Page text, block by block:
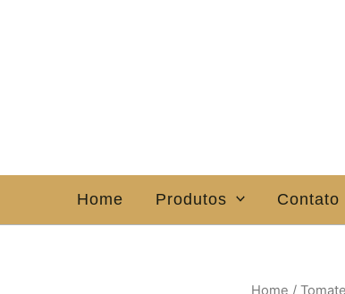
Home Produtos Contato
Home / Tomate